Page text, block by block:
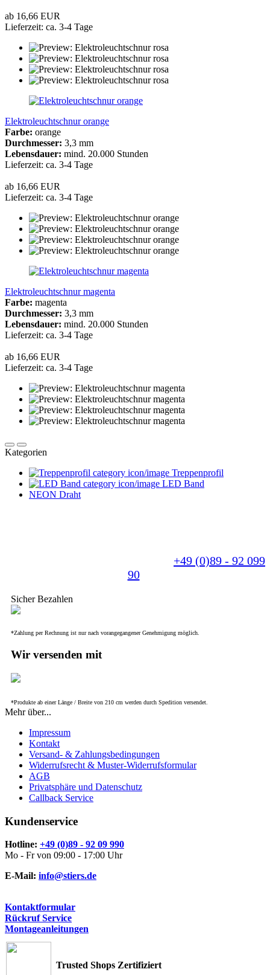
ab 16,66 EUR
Lieferzeit: ca. 3-4 Tage
Elektroleuchtschnur orange
Farbe: orange
Durchmesser: 3,3 mm
Lebensdauer: mind. 20.000 Stunden
Lieferzeit: ca. 3-4 Tage
ab 16,66 EUR
Lieferzeit: ca. 3-4 Tage
Elektroleuchtschnur magenta
Farbe: magenta
Durchmesser: 3,3 mm
Lebensdauer: mind. 20.000 Stunden
Lieferzeit: ca. 3-4 Tage
ab 16,66 EUR
Lieferzeit: ca. 3-4 Tage
Kategorien
Treppenprofil
LED Band
NEON Draht
+49 (0)89 - 92 099
90.
Sicher Bezahlen
*Zahlung per Rechnung ist nur nach vorangegangener Genehmigung möglich.
Wir versenden mit
*Produkte ab einer Länge / Breite von 210 cm werden durch Spedition versendet.
Mehr über...
Impressum
Kontakt
Versand- & Zahlungsbedingungen
Widerrufsrecht & Muster-Widerrufsformular
AGB
Privatsphäre und Datenschutz
Callback Service
Kundenservice
Hotline: +49 (0)89 - 92 09 990
Mo - Fr von 09:00 - 17:00 Uhr
E-Mail: info@stiers.de
Kontaktformular
Rückruf Service
Montageanleitungen
Trusted Shops Zertifiziert